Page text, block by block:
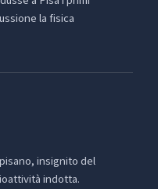
la fisica
insignito del
indotta.